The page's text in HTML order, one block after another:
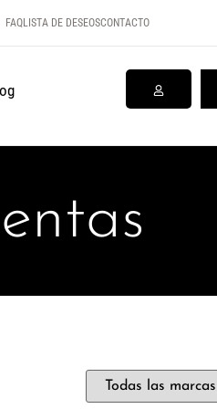
FAQLISTA DE DESEOSCONTACTO